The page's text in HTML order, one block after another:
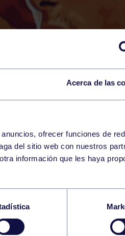
Acerca de las
ofrecer funciones de
del sitio web con nuestros
información que les haya
DE MALLORCA ()